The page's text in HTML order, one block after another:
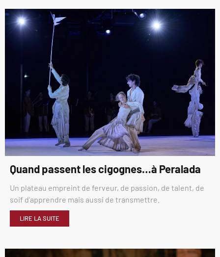
Quand passent les cigognes…à Peralada
Un plateau empreint de ferveur, de passion, de talent, de
soif d’apprendre mais aussi de transmettre.
LIRE LA SUITE